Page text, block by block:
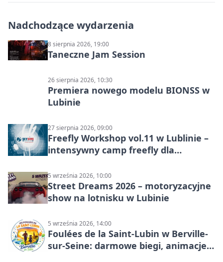
Nadchodzące wydarzenia
8 sierpnia 2026, 19:00
Taneczne Jam Session
26 sierpnia 2026, 10:30
Premiera nowego modelu BIONSS w
Lubinie
27 sierpnia 2026, 09:00
Freefly Workshop vol.11 w Lublinie –
intensywny camp freefly dla
5 września 2026, 10:00
Street Dreams 2026 – motoryzacyjne
show na lotnisku w Lubinie
5 września 2026, 14:00
Foulées de la Saint-Lubin w Berville-
sur-Seine: darmowe biegi, animacje i